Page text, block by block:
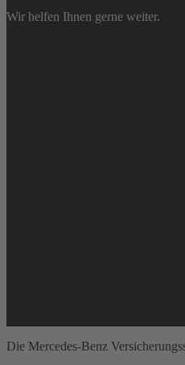
Wir helfen Ihnen gerne weiter.
Die Mercedes-Benz